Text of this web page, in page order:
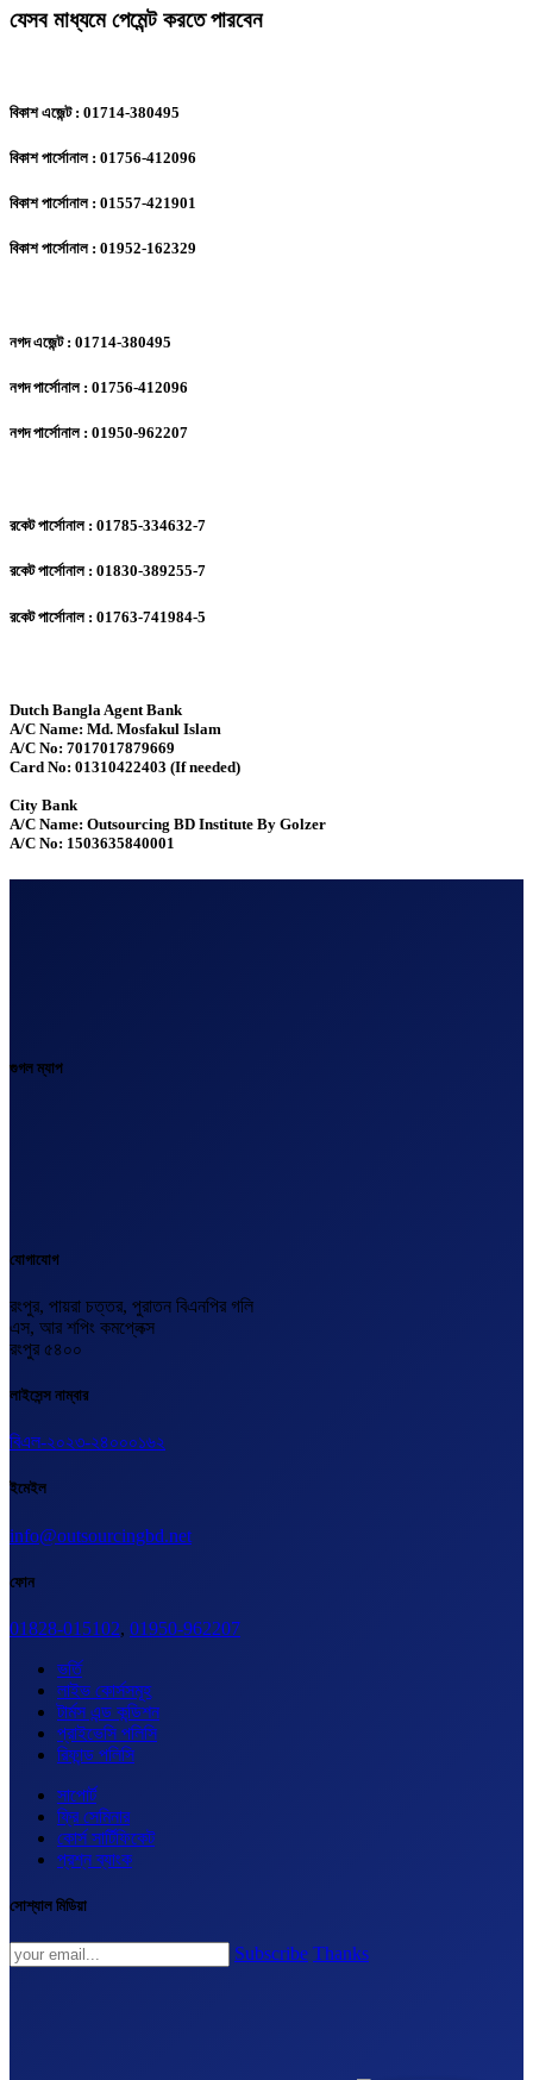
যেসব মাধ্যমে পেমেন্ট করতে পারবেন
বিকাশ এজেন্ট : 01714-380495
বিকাশ পার্সোনাল : 01756-412096
বিকাশ পার্সোনাল : 01557-421901
বিকাশ পার্সোনাল : 01952-162329
নগদ এজেন্ট : 01714-380495
নগদ পার্সোনাল : 01756-412096
নগদ পার্সোনাল : 01950-962207
রকেট পার্সোনাল : 01785-334632-7
রকেট পার্সোনাল : 01830-389255-7
রকেট পার্সোনাল : 01763-741984-5
Dutch Bangla Agent Bank
A/C Name: Md. Mosfakul Islam
A/C No: 7017017879669
Card No: 01310422403 (If needed)
City Bank
A/C Name: Outsourcing BD Institute By Golzer
A/C No: 1503635840001
গুগল ম্যাপ
যোগাযোগ
রংপুর, পায়রা চত্তর, পুরাতন বিএনপির গলি
এস, আর শপিং কমপ্লেক্স
রংপুর ৫৪০০
লাইসেন্স নাম্বার
বিএল-২০২৩-২৪০০০১৬২
ইমেইল
info@outsourcingbd.net
ফোন
01828-015102, 01950-962207
ভর্তি
লাইভ কোর্সসমূহ
টার্মস এন্ড কন্ডিশন
প্রাইভেসি পলিসি
রিফান্ড পলিসি
সাপোর্ট
ফ্রি সেমিনার
কোর্স সার্টিফিকেট
প্রশ্ন ব্যাংক
সোশ্যাল মিডিয়া
Subscribe Thanks